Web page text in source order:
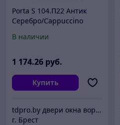
Porta S 104.П22 Антик
Серебро/Cappuccino
В наличии
1 174.26 руб.
Купить
tdpro.by двери окна ворота жалюзи
г. Брест